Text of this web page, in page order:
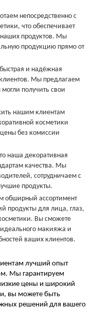
непосредственно с
что обеспечивает
наших продуктов. Мы
продукцию прямо от
и надёжная
Мы предлагаем
получить свои
нашим клиентам
косметики
без комиссии
наша декоративная
качества. Мы
сотрудничаем с
продукты.
обширный ассортимент
продукты для лица, глаз,
Вы сможете
макияжа и
ваших клиентов.
лучший опыт
Мы гарантируем
цены и широкий
вы можете быть
решений для вашего